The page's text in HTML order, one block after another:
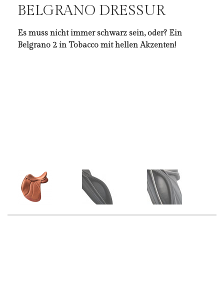
BELGRANO DRESSUR
Es muss nicht immer schwarz sein, oder? Ein
Belgrano 2 in Tobacco mit hellen Akzenten!
DER BELGRANO IST ERHÄLTLICH IN:
Die Klettpausche in der Tasche